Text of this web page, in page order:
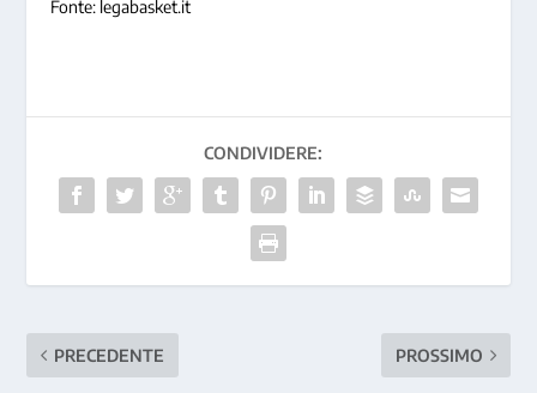
Fonte: legabasket.it
CONDIVIDERE:
PRECEDENTE PROSSIMO